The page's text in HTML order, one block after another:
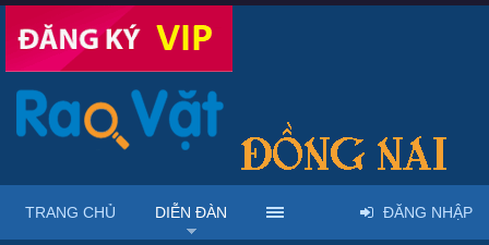
TRANG CHỦ DIỄN ĐÀN ĐĂNG NHẬP